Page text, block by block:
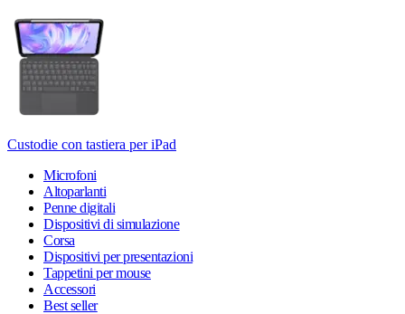
Custodie con tastiera per iPad
Microfoni
Altoparlanti
Penne digitali
Dispositivi di simulazione
Corsa
Dispositivi per presentazioni
Tappetini per mouse
Accessori
Best seller